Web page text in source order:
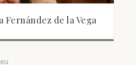
Fernández de la Vega